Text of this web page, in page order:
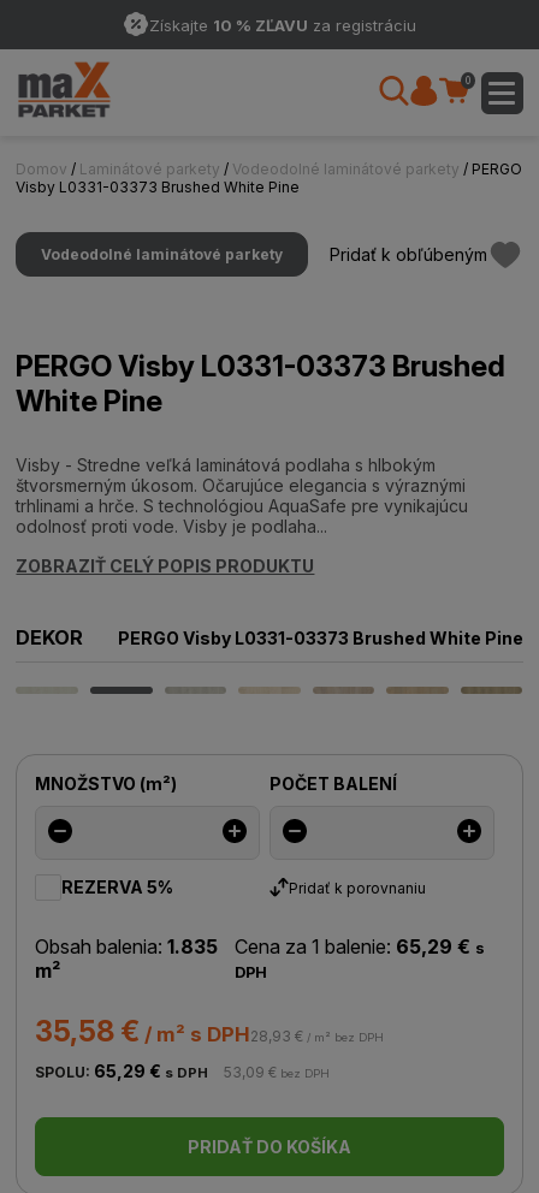
Získajte 10 % ZĽAVU za registráciu
0
Domov / Laminátové parkety / Vodeodolné laminátové parkety / PERGO
Visby L0331-03373 Brushed White Pine
Vodeodolné laminátové parkety Pridať k obľúbeným
PERGO Visby L0331-03373 Brushed
White Pine
Visby - Stredne veľká laminátová podlaha s hlbokým
štvorsmerným úkosom. Očarujúce elegancia s výraznými
trhlinami a hrče. S technológiou AquaSafe pre vynikajúcu
odolnosť proti vode. Visby je podlaha...
ZOBRAZIŤ CELÝ POPIS PRODUKTU
DEKOR PERGO Visby L0331-03373 Brushed White Pine
MNOŽSTVO (m²) POČET BALENÍ
REZERVA 5% Pridať k porovnaniu
Obsah balenia: 1.835
m²
Cena za 1 balenie: 65,29 € s
DPH
35,58 € / m² s DPH28,93 € / m² bez DPH
SPOLU: 65,29 € s DPH 53,09 € bez DPH
PRIDAŤ DO KOŠÍKA